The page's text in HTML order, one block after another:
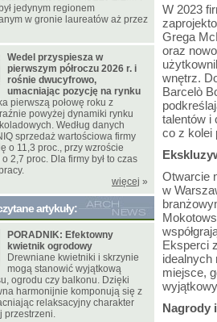
W 2023
Grega
oraz
wnętrz.
Barcelò
talentów i
co z kolei
Otwarcie
w
Eksperci
idealnych
miejsce,
Nagrody
jedynym regionem
w gronie laureatów aż przez
Wedel przyspiesza w
pierwszym półroczu 2026 r. i
rośnie dwucyfrowo,
umacniając pozycję na rynku
pierwszą połowę roku z
powyżej dynamiki rynku
Według danych
sprzedaż wartościowa firmy
o 11,3 proc., przy wzroście
2,7 proc. Dla firmy był to czas
więcej »
artykuły:
PORADNIK: Efektowny
kwietnik ogrodowy
Drewniane kwietniki i skrzynie
mogą stanowić wyjątkową
ogrodu czy balkonu. Dzięki
harmonijnie komponują się z
relaksacyjny charakter
przestrzeni.